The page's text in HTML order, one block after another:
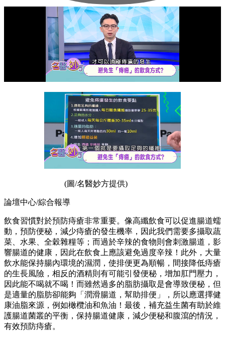
(圖/名醫妙方提供)
論壇中心/綜合報導
飲食習慣對於預防痔瘡非常重要。像高纖飲食可以促進腸道蠕
動，預防便秘，減少痔瘡的發生機率，因此我們需要多攝取蔬
菜、水果、全穀雜糧等；而過於辛辣的食物則會刺激腸道，影
響腸道的健康，因此在飲食上應該避免過度辛辣！此外，大量
飲水能保持腸內環境的濕潤，使排便更為順暢，間接降低痔瘡
的生長風險，相反的酒精則有可能引發便秘，增加肛門壓力，
因此能不喝就不喝！而雖然過多的脂肪攝取是會導致便秘，但
是適量的脂肪卻能夠「潤滑腸道，幫助排便」，所以應選擇健
康油脂來源，例如橄欖油和魚油！最後，補充益生菌有助於維
護腸道菌叢的平衡，保持腸道健康，減少便秘和腹瀉的情況，
有效預防痔瘡。